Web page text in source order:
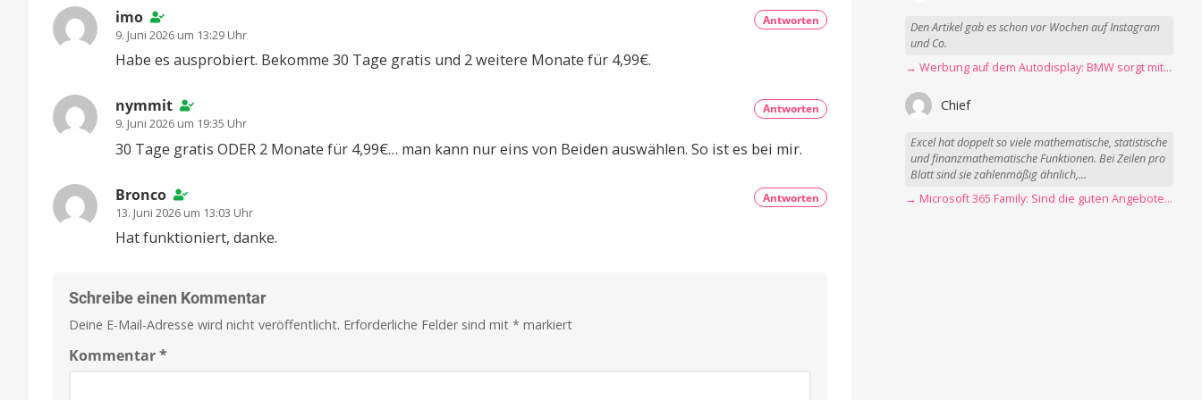
Text-
imo
9. Juni 2026 um 13:29 Uhr
Habe es ausprobiert. Bekomme 30 Tage gratis und 2 weitere Monate für 4,99€.
Antworten
nymmit
9. Juni 2026 um 19:35 Uhr
30 Tage gratis ODER 2 Monate für 4,99€… man kann nur eins von Beiden auswählen. So ist es bei mir.
Antworten
Bronco
13. Juni 2026 um 13:03 Uhr
Hat funktioniert, danke.
Antworten
Schreibe einen Kommentar
Deine E-Mail-Adresse wird nicht veröffentlicht. Erforderliche Felder sind mit * markiert
Kommentar*
Den Artikel gab es schon vor Wochen auf Instagram
und Co.
→ Werbung auf dem Autodisplay: BMW sorgt mit Spider-Man-Werbung für scharfe Kritik
Chief
Excel hat doppelt so viele mathematische, statistische
und finanzmathematische Funktionen. Bei Zeilen pro
Blatt sind sie zahlenmäßig ähnlich,...
→ Microsoft 365 Family: Sind die guten Angebote vorbei?